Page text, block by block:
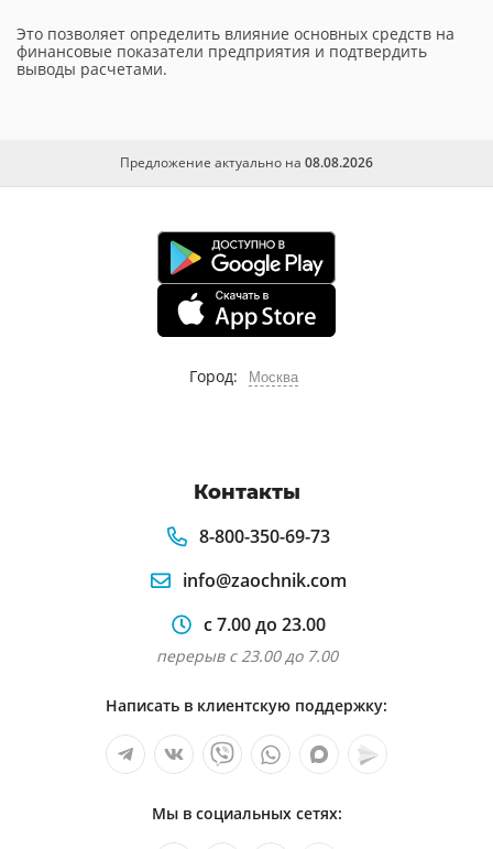
Это позволяет определить влияние основных средств на
финансовые показатели предприятия и подтвердить
выводы расчетами.
Предложение актуально на 08.08.2026
Город: Москва
Контакты
8-800-350-69-73
info@zaochnik.com
с 7.00 до 23.00
перерыв с 23.00 до 7.00
Написать в клиентскую поддержку:
Мы в социальных сетях: